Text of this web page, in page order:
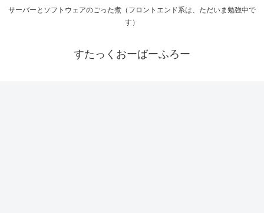
サーバーとソフトウェアのごった煮（フロントエンド系は、ただいま勉強中で
す）
すたっくおーばーふろー